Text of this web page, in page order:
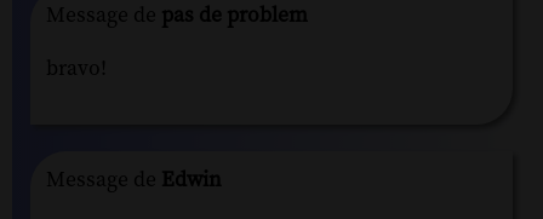
Message de pas de problem
bravo!
Message de Edwin